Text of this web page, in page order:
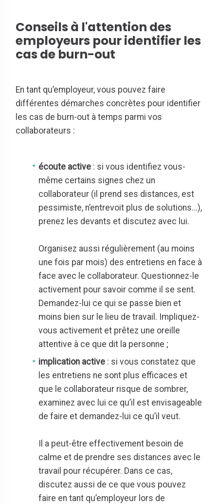
Conseils à l'attention des
employeurs pour identifier les
cas de burn-out
En tant qu’employeur, vous pouvez faire
différentes démarches concrètes pour identifier
les cas de burn-out à temps parmi vos
collaborateurs :
écoute active : si vous identifiez vous-
même certains signes chez un
collaborateur (il prend ses distances, est
pessimiste, n’entrevoit plus de solutions...),
prenez les devants et discutez avec lui.
Organisez aussi régulièrement (au moins
une fois par mois) des entretiens en face à
face avec le collaborateur. Questionnez-le
activement pour savoir comme il se sent.
Demandez-lui ce qui se passe bien et
moins bien sur le lieu de travail. Impliquez-
vous activement et prêtez une oreille
attentive à ce que dit la personne ;
implication active : si vous constatez que
les entretiens ne sont plus efficaces et
que le collaborateur risque de sombrer,
examinez avec lui ce qu’il est envisageable
de faire et demandez-lui ce qu’il veut.
Il a peut-être effectivement besoin de
calme et de prendre ses distances avec le
travail pour récupérer. Dans ce cas,
discutez aussi de ce que vous pouvez
faire en tant qu’employeur lors de